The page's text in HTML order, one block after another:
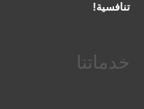
تنافسية!
خدماتنا